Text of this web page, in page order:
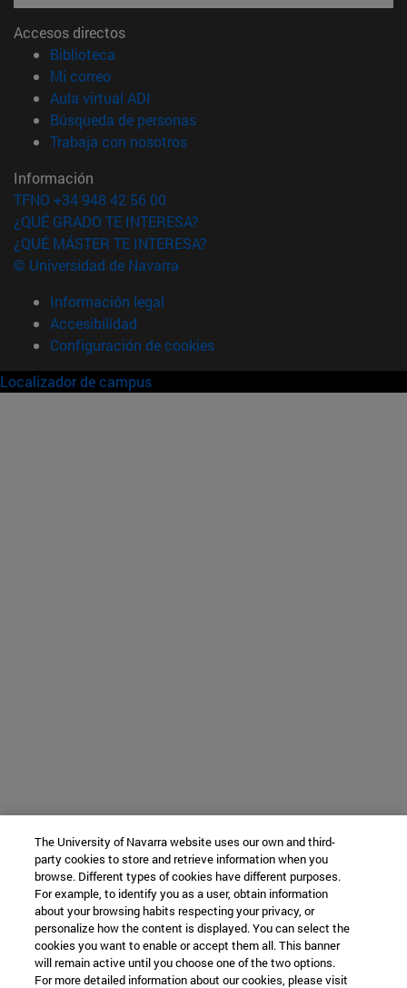
Accesos directos
Biblioteca
Mi correo(abre en nueva ventana)
Aula virtual ADI
Búsqueda de personas(abre en nueva ventana)
Trabaja con nosotros(abre en nueva ventana)
Información
TFNO +34 948 42 56 00
¿QUÉ GRADO TE INTERESA?
¿QUÉ MÁSTER TE INTERESA?
© Universidad de Navarra
Información legal
Accesibilidad
Configuración de cookies
Localizador de campus
The University of Navarra website uses our own and third-
party cookies to store and retrieve information when you
browse. Different types of cookies have different purposes.
For example, to identify you as a user, obtain information
about your browsing habits respecting your privacy, or
personalize how the content is displayed. You can select the
cookies you want to enable or accept them all. This banner
will remain active until you choose one of the two options.
For more detailed information about our cookies, please visit